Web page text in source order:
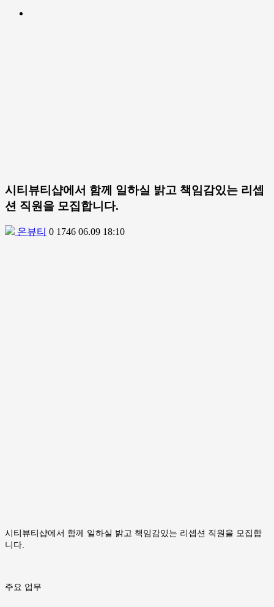
시티뷰티샵에서 함께 일하실 밝고 책임감있는 리셉
션 직원을 모집합니다.
온뷰티 0 1746 06.09 18:10
시티뷰티샵에서 함께 일하실 밝고 책임감있는 리셉션 직원을 모집합
니다.
주요 업무